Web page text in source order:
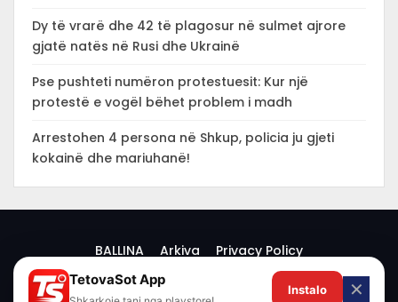
Dy të vrarë dhe 42 të plagosur në sulmet ajrore
gjatë natës në Rusi dhe Ukrainë
Pse pushteti numëron protestuesit: Kur një
protestë e vogël bëhet problem i madh
Arrestohen 4 persona në Shkup, policia ju gjeti
kokainë dhe mariuhanë!
BALLINA Arkiva Privacy Policy
© 2026 -
TetovaSot App
Instalo ✕